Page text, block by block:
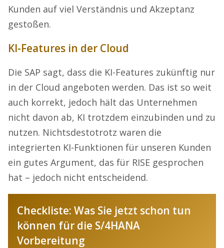
Kunden auf viel Verständnis und Akzeptanz
gestoßen.
KI-Features in der Cloud
Die SAP sagt, dass die KI-Features zukünftig nur
in der Cloud angeboten werden. Das ist so weit
auch korrekt, jedoch hält das Unternehmen
nicht davon ab, KI trotzdem einzubinden und zu
nutzen. Nichtsdestotrotz waren die
integrierten KI-Funktionen für unseren Kunden
ein gutes Argument, das für RISE gesprochen
hat – jedoch nicht entscheidend.
Checkliste: Was Sie jetzt schon tun
können für die S/4HANA
Vorbereitung